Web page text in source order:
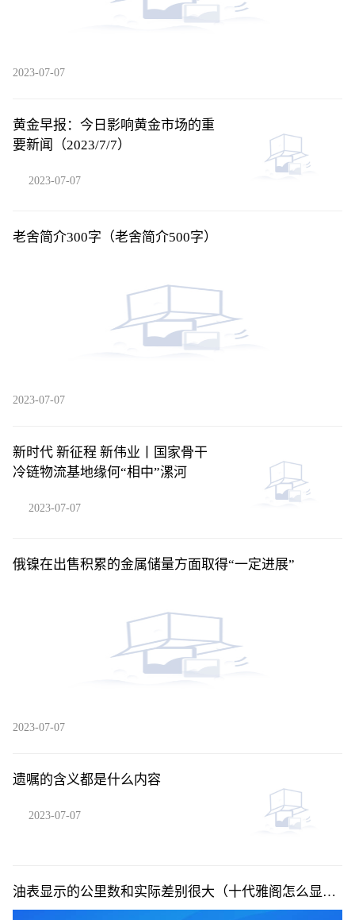
2023-07-07
黄金早报：今日影响黄金市场的重
要新闻（2023/7/7）
2023-07-07
老舍简介300字（老舍简介500字）
2023-07-07
新时代 新征程 新伟业丨国家骨干
冷链物流基地缘何“相中”漯河
2023-07-07
俄镍在出售积累的金属储量方面取得“一定进展”
2023-07-07
遗嘱的含义都是什么内容
2023-07-07
油表显示的公里数和实际差别很大（十代雅阁怎么显示
公里数）